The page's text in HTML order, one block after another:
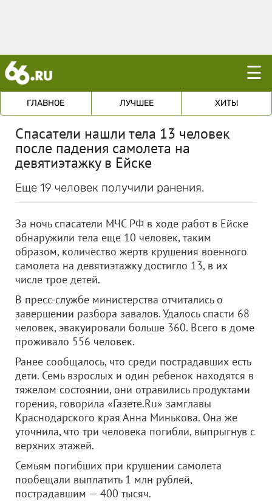
☰
ГЛАВНОЕ ЛУЧШЕЕ ХИТЫ
Спасатели нашли тела 13 человек
после падения самолета на
девятиэтажку в Ейске
Еще 19 человек получили ранения.
За ночь спасатели МЧС РФ в ходе работ в Ейске
обнаружили тела еще 10 человек, таким
образом, количество жертв крушения военного
самолета на девятиэтажку достигло 13, в их
числе трое детей.
В пресс-службе министерства отчитались о
завершении разбора завалов. Удалось спасти 68
человек, эвакуировали больше 360. Всего в доме
проживало 556 человек.
Ранее сообщалось, что среди пострадавших есть
дети. Семь взрослых и один ребенок находятся в
тяжелом состоянии, они отравились продуктами
горения, говорила «Газете.Ru» замглавы
Краснодарского края Анна Минькова. Она же
уточнила, что три человека погибли, выпрыгнув с
верхних этажей.
Семьям погибших при крушении самолета
пообещали выплатить 1 млн рублей,
пострадавшим — 400 тысяч.